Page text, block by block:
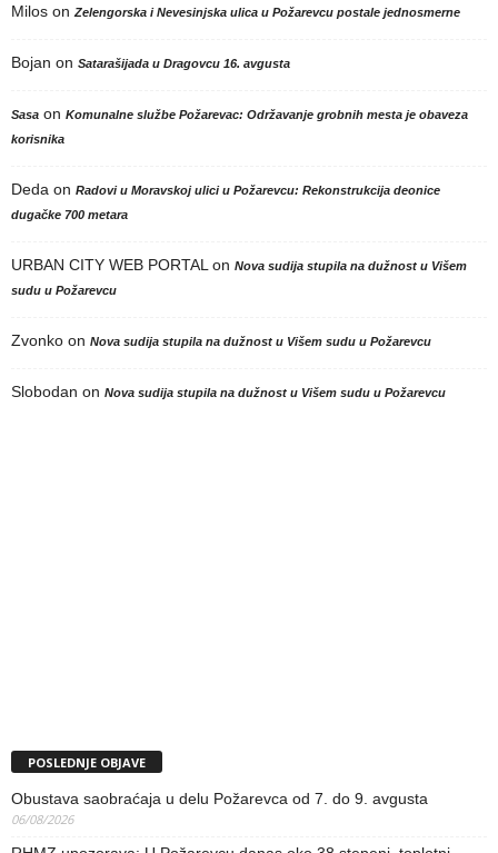
Milos on Zelengorska i Nevesinjska ulica u Požarevcu postale jednosmerne
Bojan on Satarašijada u Dragovcu 16. avgusta
Sasa on Komunalne službe Požarevac: Održavanje grobnih mesta je obaveza
korisnika
Deda on Radovi u Moravskoj ulici u Požarevcu: Rekonstrukcija deonice
dugačke 700 metara
URBAN CITY WEB PORTAL on Nova sudija stupila na dužnost u Višem
sudu u Požarevcu
Zvonko on Nova sudija stupila na dužnost u Višem sudu u Požarevcu
Slobodan on Nova sudija stupila na dužnost u Višem sudu u Požarevcu
POSLEDNJE OBJAVE
Obustava saobraćaja u delu Požarevca od 7. do 9. avgusta
06/08/2026